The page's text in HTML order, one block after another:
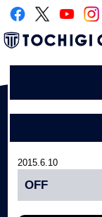
2015.6.10
OFF